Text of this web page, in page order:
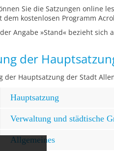
Sie die Satzungen online
kostenlosen Programm
Angabe »Stand« bezieht sich
der
der Hauptsatzung der Stadt
Hauptsatzung
Verwaltung und städtische
Allgemeines